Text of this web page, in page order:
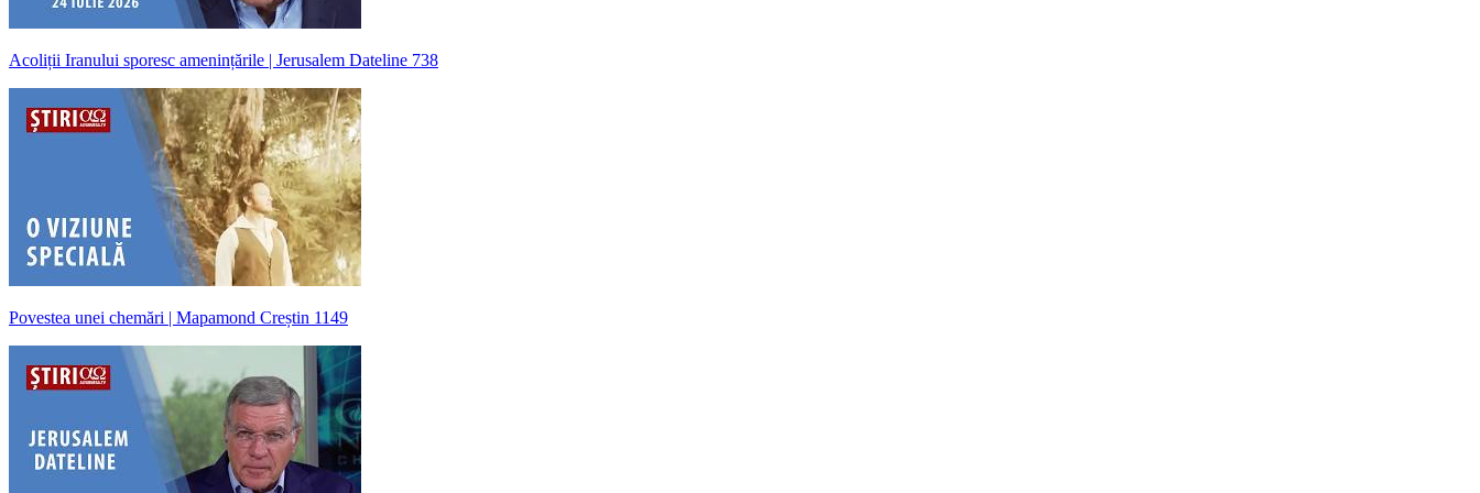
Acoliții Iranului sporesc amenințările | Jerusalem Dateline 738
Povestea unei chemări | Mapamond Creștin 1149